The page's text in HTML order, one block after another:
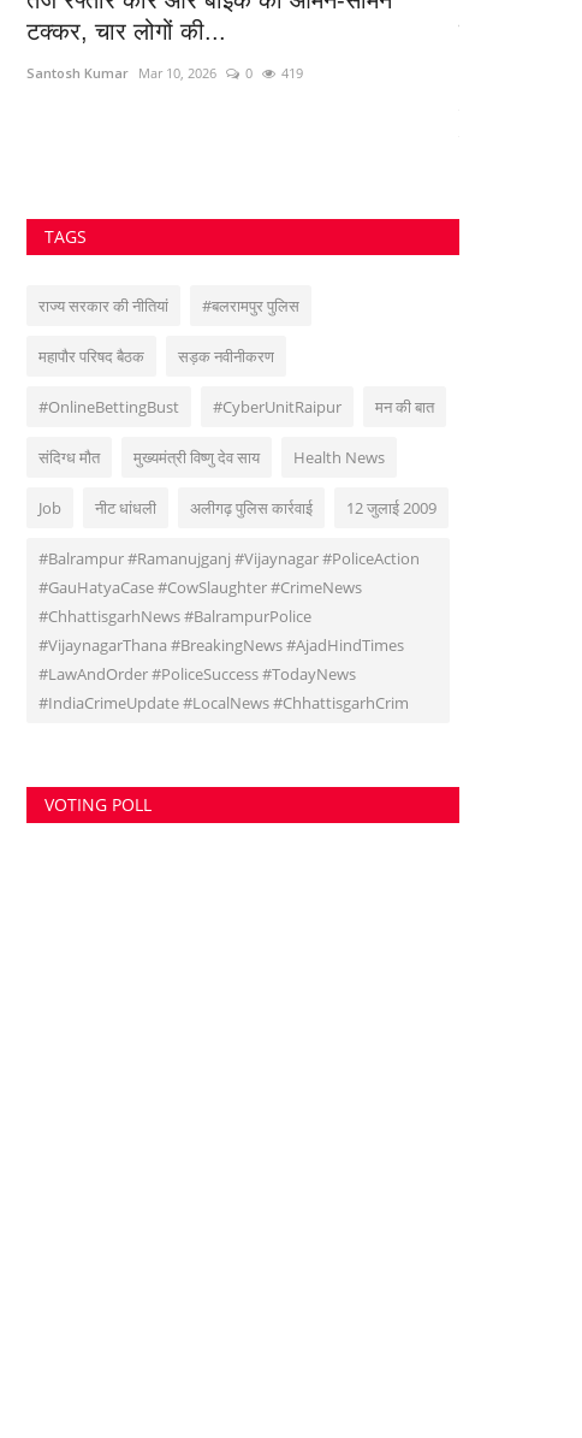
टक्कर, चार लोगों की...
Santosh Kumar Mar 10, 2026 0 419
TAGS
राज्य सरकार की नीतियां #बलरामपुर पुलिस
महापौर परिषद बैठक सड़क नवीनीकरण
#OnlineBettingBust #CyberUnitRaipur मन की बात
संदिग्ध मौत मुख्यमंत्री विष्णु देव साय Health News
Job नीट धांधली अलीगढ़ पुलिस कार्रवाई 12 जुलाई 2009
#Balrampur #Ramanujganj #Vijaynagar #PoliceAction
#GauHatyaCase #CowSlaughter #CrimeNews
#ChhattisgarhNews #BalrampurPolice
#VijaynagarThana #BreakingNews #AjadHindTimes
#LawAndOrder #PoliceSuccess #TodayNews
#IndiaCrimeUpdate #LocalNews #ChhattisgarhCrim
VOTING POLL